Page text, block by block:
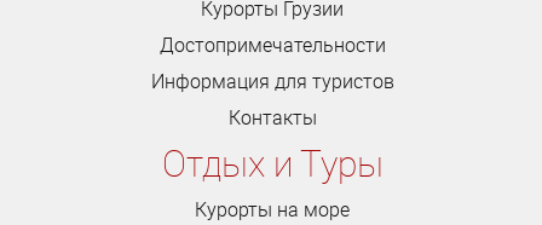
Курорты Грузии
Достопримечательности
Информация для туристов
Контакты
Отдых и Туры
Курорты на море